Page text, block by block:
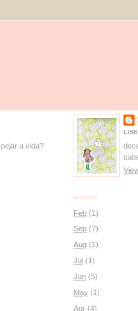
a vida?
arquivo
Feb (1)
Sep (7)
Aug (1)
Jul (1)
Jun (5)
May (1)
Apr (4)